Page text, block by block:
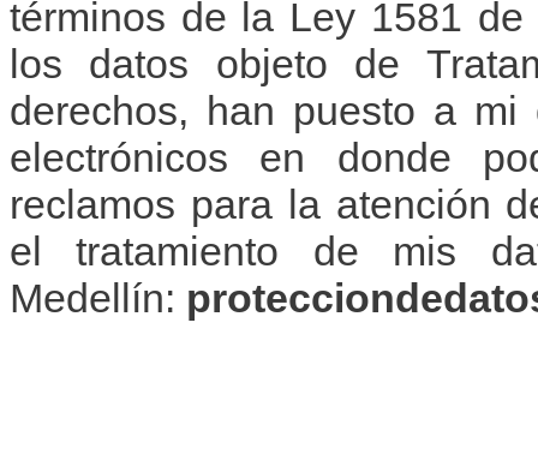
términos de la Ley 1581
los datos objeto de
derechos, han puesto a mi
electrónicos en donde
reclamos para la atención
el tratamiento de mis
Medellín: